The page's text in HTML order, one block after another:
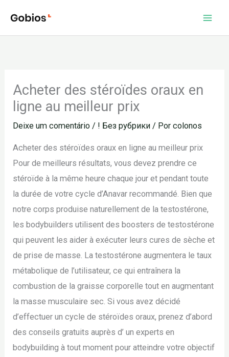
para
o
Acheter des stéroïdes oraux en
ligne au meilleur prix
Deixe um comentário / ! Без рубрики / Porcolonos
Acheter des stéroïdes oraux en ligne au meilleur prix
Pour de meilleurs résultats, vous devez prendre ce
stéroïde à la même heure chaque jour et pendant toute
la durée de votre cycle d’Anavar recommandé. Bien que
notre corps produise naturellement de la testostérone,
les bodybuilders utilisent des boosters de testostérone
qui peuvent les aider à exécuter leurs cures de sèche et
de prise de masse. La testostérone augmentera le taux
métabolique de l’utilisateur, ce qui entraînera la
combustion de la graisse corporelle tout en augmentant
la masse musculaire sec. Si vous avez décidé
d’effectuer un cycle de stéroïdes oraux, prenez d’abord
des conseils gratuits auprès d’ un experts en
bodybuilding à tout moment pour atteindre votre objectif